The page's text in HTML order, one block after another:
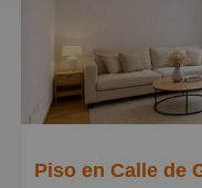
Grandes